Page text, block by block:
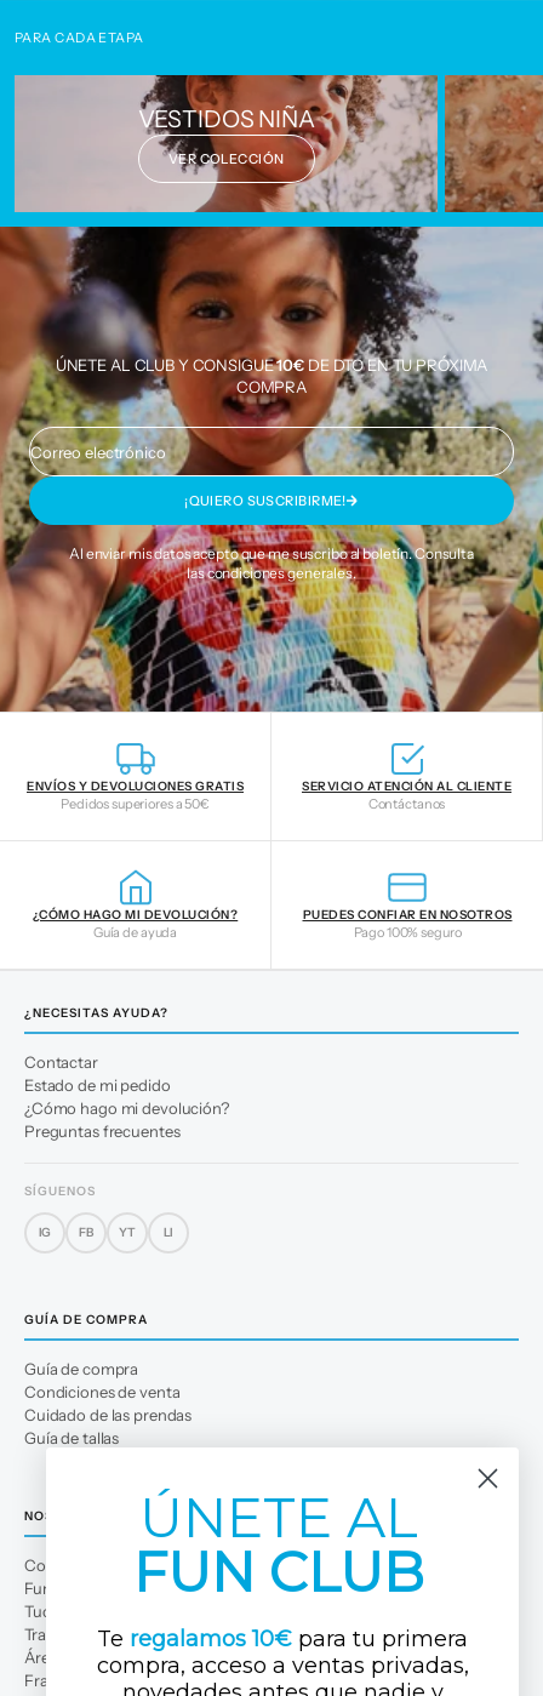
PARA CADA ETAPA
VESTIDOS NIÑA
VER COLECCIÓN
ÚNETE AL CLUB Y CONSIGUE10€DE DTO EN TU PRÓXIMA
COMPRA
Correo electrónico
¡QUIERO SUSCRIBIRME!
Al enviar mis datos acepto que me suscribo al boletín. Consulta
lascondiciones generales.
ENVÍOS Y DEVOLUCIONES GRATIS
Pedidos superiores a 50€
SERVICIO ATENCIÓN AL CLIENTE
Contáctanos
¿CÓMO HAGO MI DEVOLUCIÓN?
Guía de ayuda
PUEDES CONFIAR EN NOSOTROS
Pago 100% seguro
¿NECESITAS AYUDA?
Contactar
Estado de mi pedido
¿Cómo hago mi devolución?
Preguntas frecuentes
SÍGUENOS
IG FB YT LI
GUÍA DE COMPRA
Guía de compra
Condiciones de venta
Cuidado de las prendas
Guía de tallas
NOSOTROS
Conócenos
Fun Club
Tuc Tuc Planet
Trabaja con nosotros
Área profesional
Franquicias
ÚNETE AL
FUN CLUB
Te regalamos 10€ para tu primera
compra, acceso a ventas privadas,